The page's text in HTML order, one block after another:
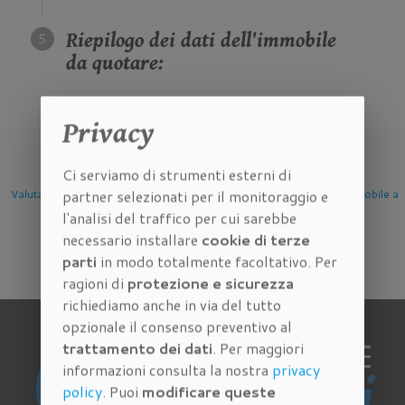
Riepilogo dei dati dell'immobile
da quotare:
Valutazione Immobile a
Firenze
Valutazione Immobile a
Scandicci
Valutazione
Privacy
Ci serviamo di strumenti esterni di
partner selezionati per il monitoraggio e
l'analisi del traffico per cui sarebbe
necessario installare cookie di terze
parti in modo totalmente facoltativo. Per
ragioni di protezione e sicurezza
richiediamo anche in via del tutto
opzionale il consenso preventivo al
trattamento dei dati. Per maggiori
informazioni consulta la nostra privacy
policy. Puoi modificare queste